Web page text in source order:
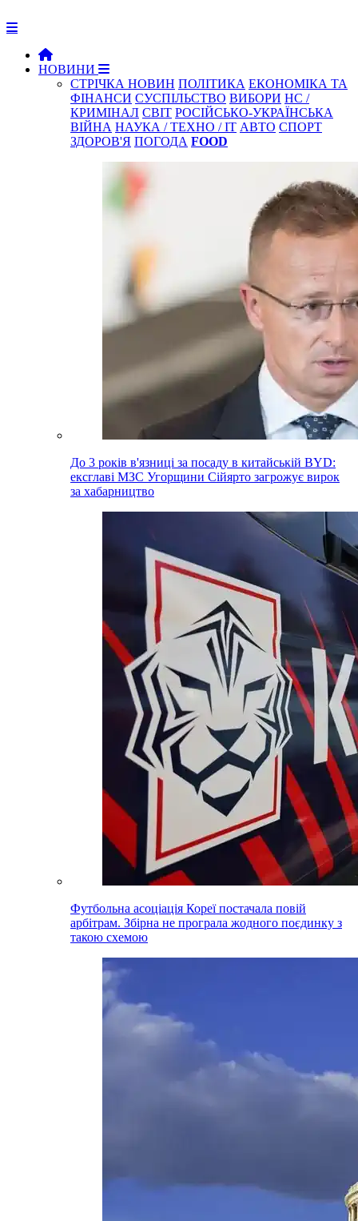
НОВИНИ
СТРІЧКА НОВИН ПОЛІТИКА ЕКОНОМІКА ТА
ФІНАНСИ СУСПІЛЬСТВО ВИБОРИ НС /
КРИМІНАЛ СВІТ РОСІЙСЬКО-УКРАЇНСЬКА
ВІЙНА НАУКА / ТЕХНО / IT АВТО СПОРТ
ЗДОРОВ'Я ПОГОДА FOOD
До 3 років в'язниці за посаду в китайській BYD:
ексглаві МЗС Угорщини Сійярто загрожує вирок
за хабарництво
Футбольна асоціація Кореї постачала повій
арбітрам. Збірна не програла жодного поєдинку з
такою схемою